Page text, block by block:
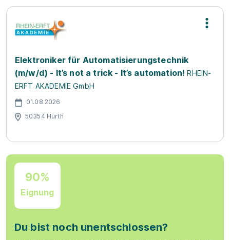
Elektroniker für Automatisierungstechnik
(m/w/d) - It’s not a trick - It’s automation! RHEIN-
ERFT AKADEMIE GmbH
01.08.2026
50354 Hürth
90%
Eignung
Du bist noch unentschlossen?